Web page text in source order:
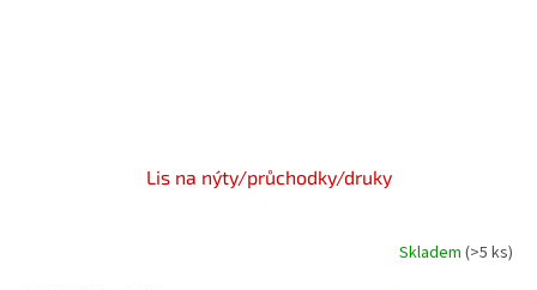
Lis na nýty/průchodky/druky
Skladem(>5 ks)